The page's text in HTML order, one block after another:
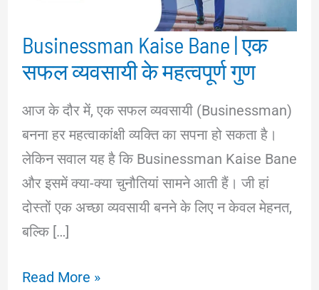
Businessman Kaise Bane | एक
सफल व्यवसायी के महत्वपूर्ण गुण
आज के दौर में, एक सफल व्यवसायी (Businessman)
बनना हर महत्वाकांक्षी व्यक्ति का सपना हो सकता है।
लेकिन सवाल यह है कि Businessman Kaise Bane
और इसमें क्या-क्या चुनौतियां सामने आती हैं। जी हां
दोस्तों एक अच्छा व्यवसायी बनने के लिए न केवल मेहनत,
बल्कि […]
Businessman
Read More »